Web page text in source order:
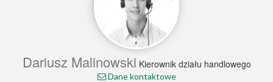
Dariusz Malinowski Kierownik działu handlowego
Dane kontaktowe